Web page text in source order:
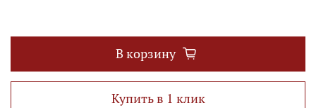
В корзину
Купить в 1 клик